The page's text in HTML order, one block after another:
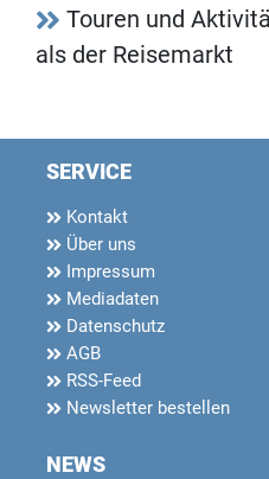
Touren und
als der Reisemarkt
SERVICE
Kontakt
Über uns
Impressum
Mediadaten
Datenschutz
AGB
RSS-Feed
Newsletter bestellen
NEWS